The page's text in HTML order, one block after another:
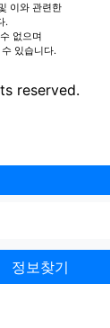
이와 관련한
.
없으며
있습니다.
reserved.
정보찾기